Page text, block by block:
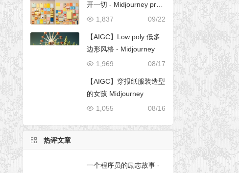
开一切 - Midjourney pro
mpt
09/22
1,837
【AIGC】Low poly 低多
边形风格 - Midjourney
08/17
1,969
【AIGC】穿报纸服装造型
的女孩 Midjourney
08/16
1,055
热评文章
一个程序员的励志故事 -